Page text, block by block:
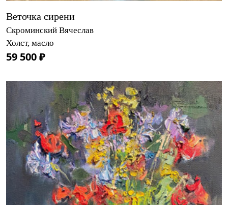
Веточка сирени
Скроминский Вячеслав
Холст, масло
59 500 ₽